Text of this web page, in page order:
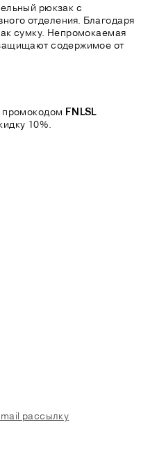
рюкзак с
отделения. Благодаря
сумку. Непромокаемая
содержимое от
промокодом FNLSL
10%.
рассылку